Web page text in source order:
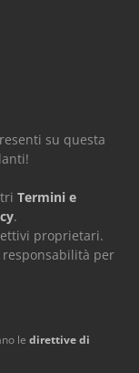
su questa
Termini e
.
proprietari.
responsabilità per
le direttive di